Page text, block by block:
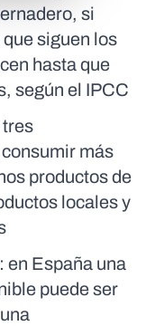
si
siguen los
hasta que
según el IPCC
tres
más
productos de
locales y
en España una
puede ser